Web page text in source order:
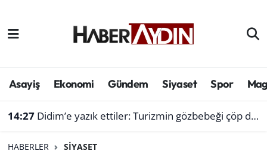
Asayiş Ekonomi Gündem Siyaset Spor
14:27 Didim’e yazık ettiler: Turizmin gözbebeği çöp dağlarına teslim oluyor
HABERLER SIYASET
Afyonkarahisar
Çevre
Aydın Hava Durumu
Süper Lig Puan Durumu ve Fikstür